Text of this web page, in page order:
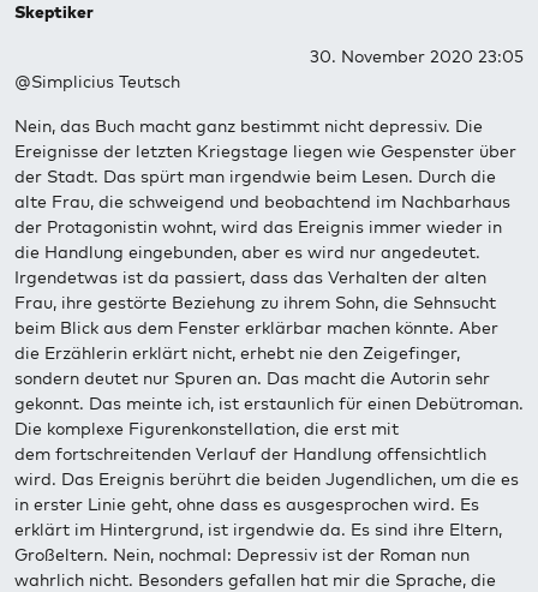
Skeptiker
30. November 2020 23:05
@Simplicius Teutsch
Nein, das Buch macht ganz bestimmt nicht depressiv. Die
Ereignisse der letzten Kriegstage liegen wie Gespenster über
der Stadt. Das spürt man irgendwie beim Lesen. Durch die
alte Frau, die schweigend und beobachtend im Nachbarhaus
der Protagonistin wohnt, wird das Ereignis immer wieder in
die Handlung eingebunden, aber es wird nur angedeutet.
Irgendetwas ist da passiert, dass das Verhalten der alten
Frau, ihre gestörte Beziehung zu ihrem Sohn, die Sehnsucht
beim Blick aus dem Fenster erklärbar machen könnte. Aber
die Erzählerin erklärt nicht, erhebt nie den Zeigefinger,
sondern deutet nur Spuren an. Das macht die Autorin sehr
gekonnt. Das meinte ich, ist erstaunlich für einen Debütroman.
Die komplexe Figurenkonstellation, die erst mit
dem fortschreitenden Verlauf der Handlung offensichtlich
wird. Das Ereignis berührt die beiden Jugendlichen, um die es
in erster Linie geht, ohne dass es ausgesprochen wird. Es
erklärt im Hintergrund, ist irgendwie da. Es sind ihre Eltern,
Großeltern. Nein, nochmal: Depressiv ist der Roman nun
wahrlich nicht. Besonders gefallen hat mir die Sprache, die